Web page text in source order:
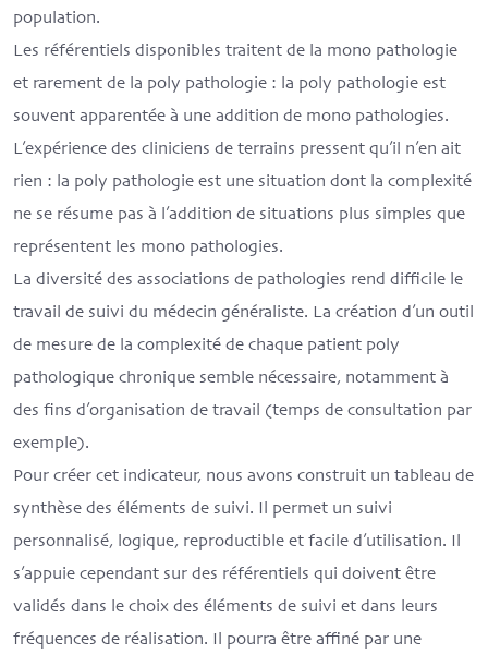
population.
Les référentiels disponibles traitent de la mono pathologie
et rarement de la poly pathologie : la poly pathologie est
souvent apparentée à une addition de mono pathologies.
L’expérience des cliniciens de terrains pressent qu’il n’en ait
rien : la poly pathologie est une situation dont la complexité
ne se résume pas à l’addition de situations plus simples que
représentent les mono pathologies.
La diversité des associations de pathologies rend difficile le
travail de suivi du médecin généraliste. La création d’un outil
de mesure de la complexité de chaque patient poly
pathologique chronique semble nécessaire, notamment à
des fins d’organisation de travail (temps de consultation par
exemple).
Pour créer cet indicateur, nous avons construit un tableau de
synthèse des éléments de suivi. Il permet un suivi
personnalisé, logique, reproductible et facile d’utilisation. Il
s’appuie cependant sur des référentiels qui doivent être
validés dans le choix des éléments de suivi et dans leurs
fréquences de réalisation. Il pourra être affiné par une